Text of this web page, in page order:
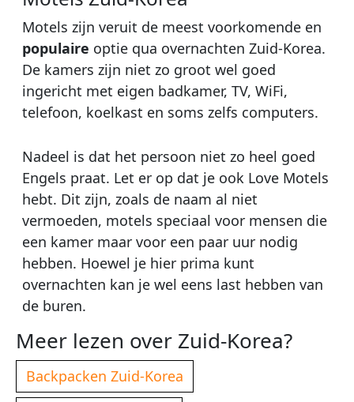
Motels zijn veruit de meest voorkomende en
populaire optie qua overnachten Zuid-Korea.
De kamers zijn niet zo groot wel goed
ingericht met eigen badkamer, TV, WiFi,
telefoon, koelkast en soms zelfs computers.
Nadeel is dat het persoon niet zo heel goed
Engels praat. Let er op dat je ook Love Motels
hebt. Dit zijn, zoals de naam al niet
vermoeden, motels speciaal voor mensen die
een kamer maar voor een paar uur nodig
hebben. Hoewel je hier prima kunt
overnachten kan je wel eens last hebben van
de buren.
Meer lezen over Zuid-Korea?
Backpacken Zuid-Korea